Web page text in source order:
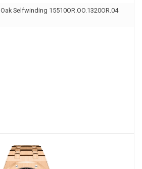
Selfwinding 15510OR.OO.1320OR.04